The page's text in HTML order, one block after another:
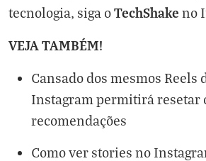
tecnologia, siga oTechShake no
VEJA TAMBÉM!
Cansado dos mesmos Reels
Instagram permitirá resetar
recomendações
Como ver stories no